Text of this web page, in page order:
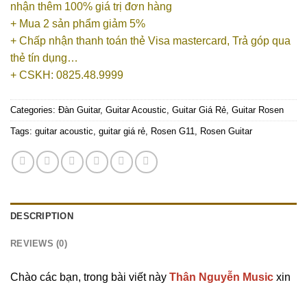
nhận thêm 100% giá trị đơn hàng
+ Mua 2 sản phẩm giảm 5%
+ Chấp nhận thanh toán thẻ Visa mastercard, Trả góp qua
thẻ tín dụng…
+ CSKH: 0825.48.9999
Categories: Đàn Guitar, Guitar Acoustic, Guitar Giá Rẻ, Guitar Rosen
Tags: guitar acoustic, guitar giá rẻ, Rosen G11, Rosen Guitar
DESCRIPTION
REVIEWS (0)
Chào các bạn, trong bài viết này Thân Nguyễn Music xin